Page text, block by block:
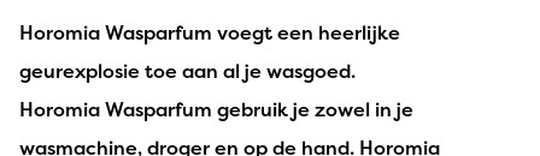
Horomia Wasparfum voegt een heerlijke
geurexplosie toe aan al je wasgoed.
Horomia Wasparfum gebruik je zowel in je
wasmachine, droger en op de hand. Horomia